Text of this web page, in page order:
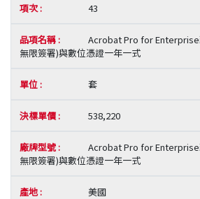
43
Acrobat Pro for
無限簽署)與數位憑證一年一式
套
538,220
Acrobat Pro for
無限簽署)與數位憑證一年一式
美國